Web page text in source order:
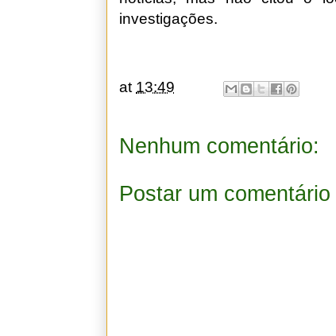
investigações.
at 13:49
Nenhum comentário:
Postar um comentário